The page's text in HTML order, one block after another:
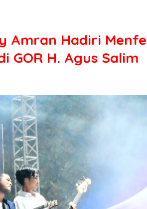
Amran Hadiri
GOR H. Agus Salim